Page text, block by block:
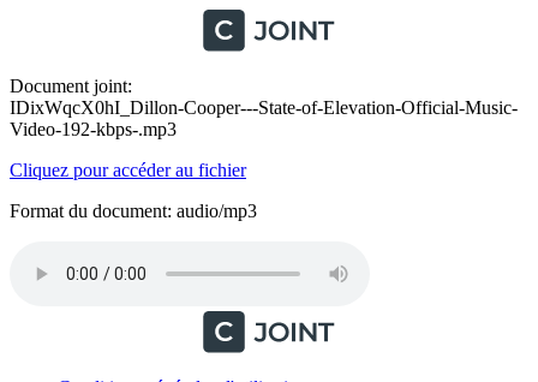
Document joint:
IDixWqcX0hI_Dillon-Cooper---State-of-Elevation-Official-Music-
Video-192-kbps-.mp3
Cliquez pour accéder au fichier
Format du document: audio/mp3